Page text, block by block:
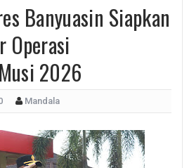
Banyuasin Siapkan
Operasi
2026
Mandala